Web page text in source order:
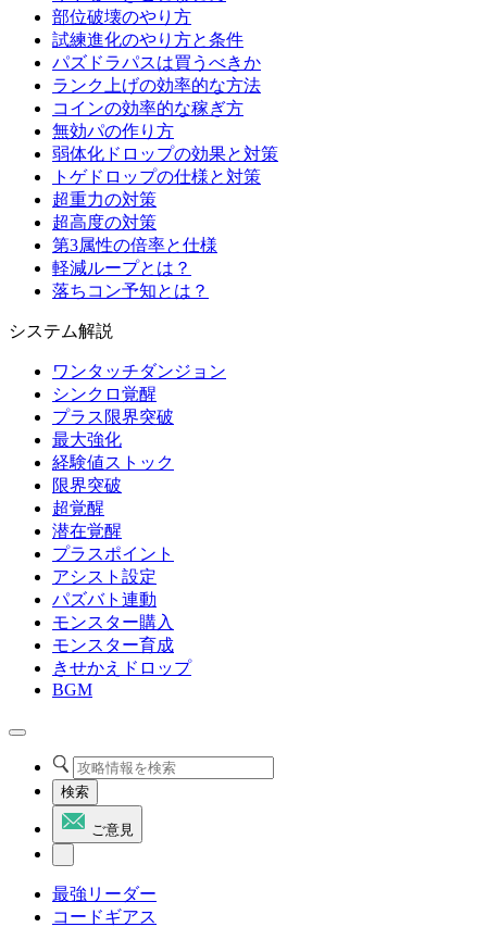
部位破壊のやり方
試練進化のやり方と条件
パズドラパスは買うべきか
ランク上げの効率的な方法
コインの効率的な稼ぎ方
無効パの作り方
弱体化ドロップの効果と対策
トゲドロップの仕様と対策
超重力の対策
超高度の対策
第3属性の倍率と仕様
軽減ループとは？
落ちコン予知とは？
システム解説
ワンタッチダンジョン
シンクロ覚醒
プラス限界突破
最大強化
経験値ストック
限界突破
超覚醒
潜在覚醒
プラスポイント
アシスト設定
パズバト連動
モンスター購入
モンスター育成
きせかえドロップ
BGM
検索
ご意見
最強リーダー
コードギアス